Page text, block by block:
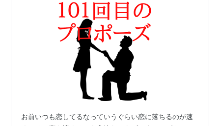
お前いつも恋してるなっていうぐらい恋に落ちるのが速